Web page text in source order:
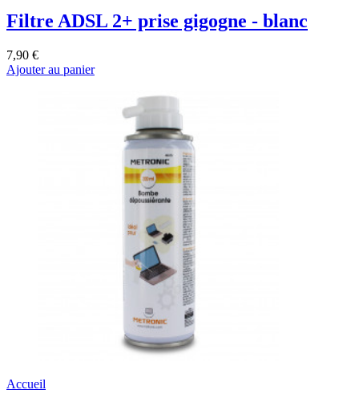
Filtre ADSL 2+ prise gigogne - blanc
7,90 €
Ajouter au panier
Accueil